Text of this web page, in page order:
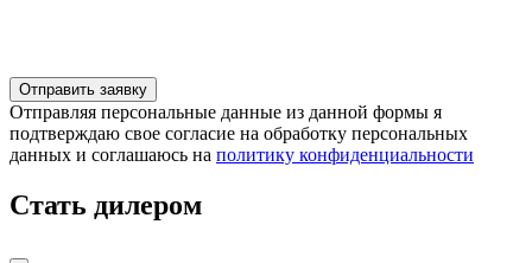
Отправляя персональные данные из данной формы я
подтверждаю свое согласие на обработку персональных
данных и соглашаюсь на политику конфиденциальности
Стать дилером